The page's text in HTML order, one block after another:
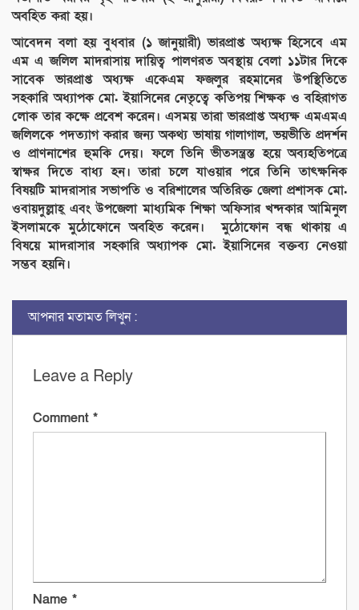
অবহিত করা হয়।
আবেদন বলা হয় বুধবার (১ জানুয়ারী) ভারপ্রাপ্ত অধ্যক্ষ হিসেবে এম
এম এ জলিল মাদরাসায় দায়িত্ব পালণরত অবস্থায় বেলা ১১টার দিকে
সাবেক ভারপ্রাপ্ত অধ্যক্ষ একেএম ফজলুর রহমানের উপস্থিতিতে
সহকারি অধ্যাপক মো. ইয়াসিনের নেতৃত্বে কতিপয় শিক্ষক ও বহিরাগত
লোক তার কক্ষে প্রবেশ করেন। এসময় তারা ভারপ্রাপ্ত অধ্যক্ষ এমএমএ
জলিলকে পদত্যাগ করার জন্য অকথ্য ভাষায় গালাগাল, ভয়ভীতি প্রদর্শন
ও প্রাণনাশের হুমকি দেয়। ফলে তিনি ভীতসন্ত্রস্ত হয়ে অব্যহতিপত্রে
স্বাক্ষর দিতে বাধ্য হন। তারা চলে যাওয়ার পরে তিনি তাৎক্ষনিক
বিষয়টি মাদরাসার সভাপতি ও বরিশালের অতিরিক্ত জেলা প্রশাসক মো.
ওবায়দুল্লাহ্ এবং উপজেলা মাধ্যমিক শিক্ষা অফিসার খন্দকার আমিনুল
ইসলামকে মুঠোফোনে অবহিত করেন। মুঠোফোন বন্ধ থাকায় এ
বিষয়ে মাদরাসার সহকারি অধ্যাপক মো. ইয়াসিনের বক্তব্য নেওয়া
সম্ভব হয়নি।
আপনার মতামত লিখুন :
Leave a Reply
Comment *
Name *